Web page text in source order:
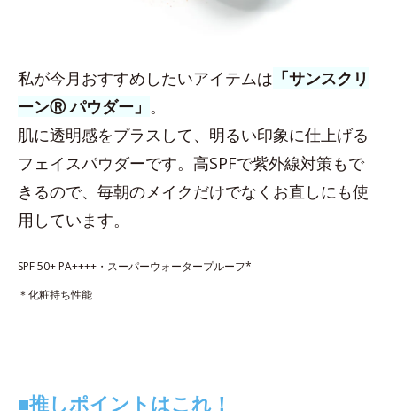
私が今月おすすめしたいアイテムは 「サンスクリ
ーンⓇ パウダー」 。
肌に透明感をプラスして、明るい印象に仕上げる
フェイスパウダーです。高SPFで紫外線対策もで
きるので、毎朝のメイクだけでなくお直しにも使
用しています。
SPF 50+ PA++++・スーパーウォータープルーフ*
＊化粧持ち性能
■推しポイントはこれ！